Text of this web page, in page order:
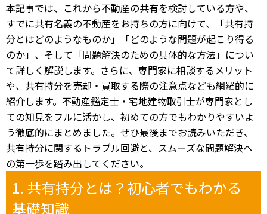
本記事では、これから不動産の共有を検討している方や、
すでに共有名義の不動産をお持ちの方に向けて、「共有持
分とはどのようなものか」「どのような問題が起こり得る
のか」、そして「問題解決のための具体的な方法」につい
て詳しく解説します。さらに、専門家に相談するメリット
や、共有持分を売却・買取する際の注意点なども網羅的に
紹介します。不動産鑑定士・宅地建物取引士が専門家とし
ての知見をフルに活かし、初めての方でもわかりやすいよ
う徹底的にまとめました。ぜひ最後までお読みいただき、
共有持分に関するトラブル回避と、スムーズな問題解決へ
の第一歩を踏み出してください。
1. 共有持分とは？初心者でもわかる
基礎知識